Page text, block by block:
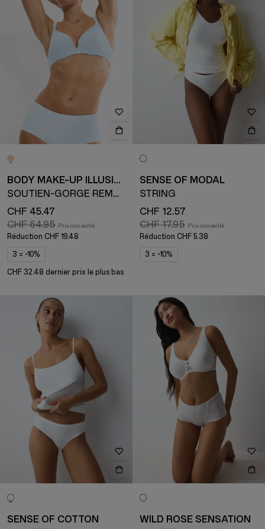
BODY MAKE-UP ILLUSION
SOUTIEN-GORGE REMBOURRÉ AVEC ARMATURE
CHF 45.47
CHF 64.95
Réduction CHF 19.48
3 = -10%
CHF 32.48 dernier prix le plus bas
SENSE OF MODAL
STRING
CHF 12.57
CHF 17.95
Réduction CHF 5.38
3 = -10%
SENSE OF COTTON
WILD ROSE SENSATION